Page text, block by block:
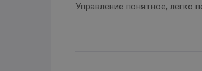
Управление понятное, легко